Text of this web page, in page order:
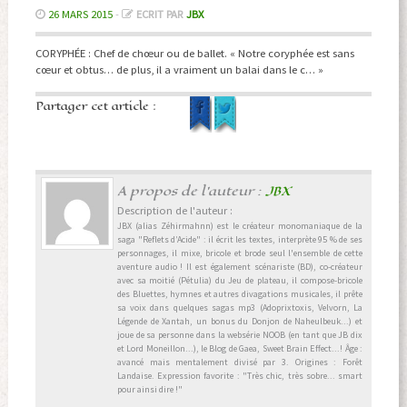
26 MARS 2015- ECRIT PAR JBX
CORYPHÉE : Chef de chœur ou de ballet. « Notre coryphée est sans
cœur et obtus… de plus, il a vraiment un balai dans le c… »
Partager cet article :
A propos de l'auteur :JBX
Description de l'auteur :
JBX (alias Zéhirmahnn) est le créateur monomaniaque de la
saga "Reflets d’Acide" : il écrit les textes, interprète 95 % de ses
personnages, il mixe, bricole et brode seul l'ensemble de cette
aventure audio ! Il est également scénariste (BD), co-créateur
avec sa moitié (Pétulia) du Jeu de plateau, il compose-bricole
des Bluettes, hymnes et autres divagations musicales, il prête
sa voix dans quelques sagas mp3 (Adoprixtoxis, Velvorn, La
Légende de Xantah, un bonus du Donjon de Naheulbeuk...) et
joue de sa personne dans la websérie NOOB (en tant que JB dix
et Lord Moneillon...), le Blog de Gaea, Sweet Brain Effect...! Âge :
avancé mais mentalement divisé par 3. Origines : Forêt
Landaise. Expression favorite : "Très chic, très sobre... smart
pour ainsi dire !"